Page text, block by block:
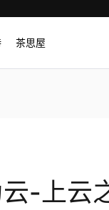
茶思屋
-上云